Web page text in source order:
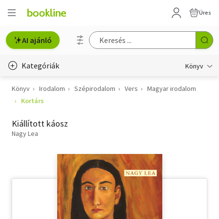
Üres
AI ajánló
Kategóriák Könyv
Életmód, egészség
Gyermek- és ifjúsági
Hobbi, szabadidő
Könyv Irodalom Szépirodalom Vers
Magyar irodalom
Kortárs
Kiállított káosz
Nagy Lea